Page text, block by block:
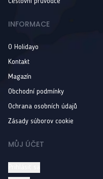
INFORMACE
O Holidayo
Kontakt
Magazín
Obchodní podmínky
Ochrana osobních údajů
Zásady súborov cookie
MŮJ ÚČET